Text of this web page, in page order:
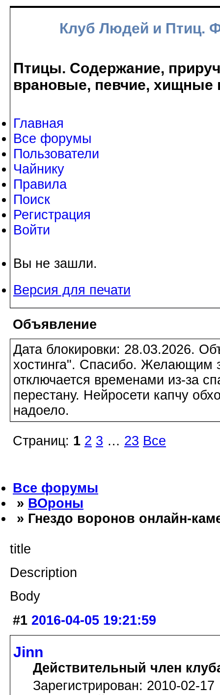
Клуб Людей и Птиц.
Птицы. Содержание,
врановые, певчие, хищные
Главная
Все форумы
Пользователи
Чайнику
Правила
Поиск
Регистрация
Войти
Вы не зашли.
Версия для печати
Объявление
Дата блокировки: 28.03.2026.
хостинга". Спасибо. Желающим
отключается временами из-за
перестану. Нейросети капчу
надоело.
Страниц: 1 2 3 … 23 Все
Все форумы
» ВОроны
» Гнездо воронов онлайн-
title
Description
Body
#1 2016-04-05 19:21:59
Jinn
Действительный член
Зарегистрирован: 2010-02-17